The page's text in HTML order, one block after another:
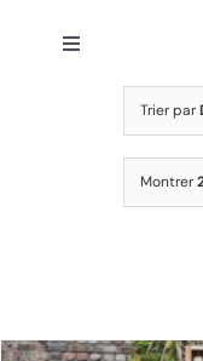
Toggle
Navigation
A Propos
Trier par
Montrer